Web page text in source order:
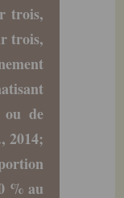
trois,
trois,
ou de
2014;
% au